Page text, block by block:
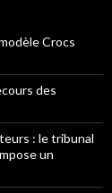
Crocs
des
: le tribunal
un